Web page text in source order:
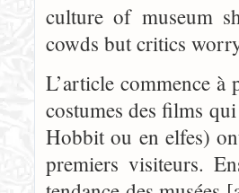
culture of museum
cowds but critics
L’article commence
costumes des films
Hobbit ou en elfes)
premiers visiteurs.